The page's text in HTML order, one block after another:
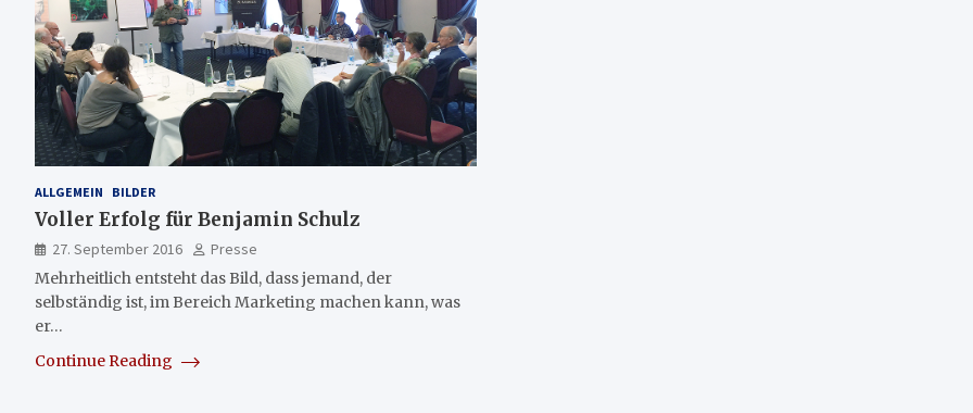
ALLGEMEIN BILDER
Voller Erfolg für Benjamin Schulz
27. September 2016
Presse
Mehrheitlich entsteht das Bild, dass jemand, der
selbständig ist, im Bereich Marketing machen kann, was
er…
Continue Reading